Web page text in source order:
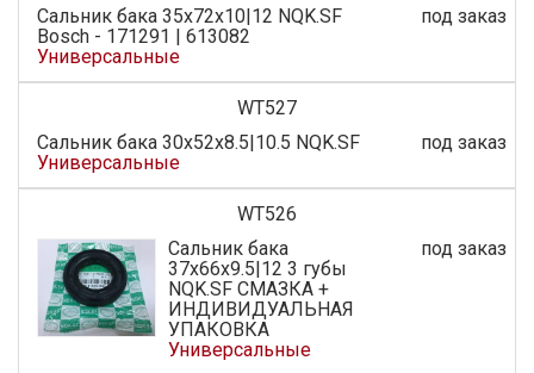
Сальник бака 35х72х10|12 NQK.SF
Bosch - 171291 | 613082
Универсальные
под заказ
WT527
Сальник бака 30x52x8.5|10.5 NQK.SF
Универсальные
под заказ
WT526
Сальник бака
37x66x9.5|12 3 губы
NQK.SF СМАЗКА +
ИНДИВИДУАЛЬНАЯ
УПАКОВКА
Универсальные
под заказ